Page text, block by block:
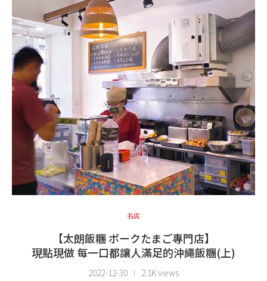
名店
【太朗飯糰 ポークたまご專門店】
現點現做 每一口都讓人滿足的沖繩飯糰(上)
2022-12-30 2.1K views